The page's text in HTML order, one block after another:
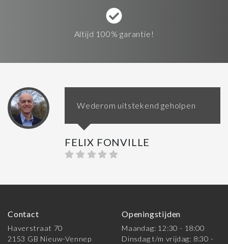
Altijd 100% garantie!
Wederom uitstekend geholpen
FELIX FONVILLE
Contact
Haverstraat 70
2153 GB Nieuw-Vennep
Openingstijden
Maandag: 12:30 - 18:00
Dinsdag t/m vrijdag: 8:30 -